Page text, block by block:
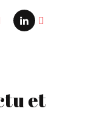
et